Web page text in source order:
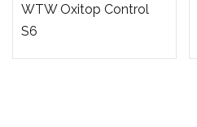
WTW Oxitop Control
S6